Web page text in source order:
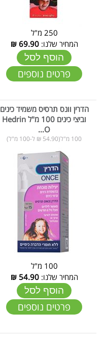
250 מ"ל
המחיר שלנו:69.90
₪
הוסף לסל
פרטים נוספים
הדרין וונס תרסיס משמיד כינים
וביצי כינים 100 מ"ל Hedrin
O...
100 מ"ל(54.90 ₪ ל-100 מ"ל)
100 מ"ל
המחיר שלנו:54.90
₪
הוסף לסל
פרטים נוספים